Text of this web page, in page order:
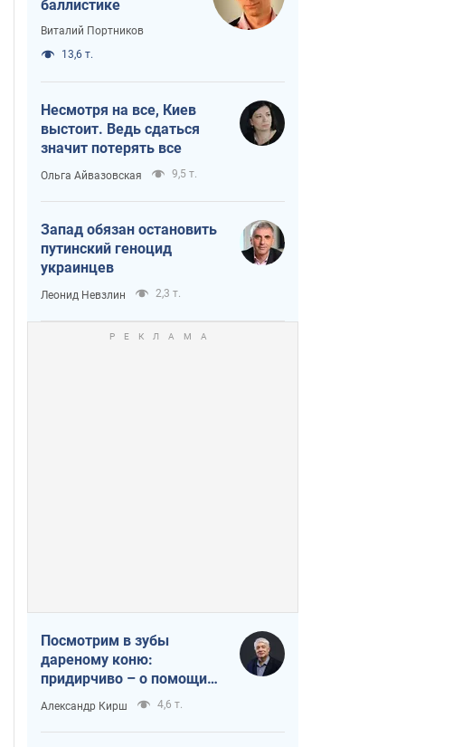
баллистике
Виталий Портников
13,6 т.
Несмотря на все, Киев
выстоит. Ведь сдаться
значит потерять все
Ольга Айвазовская 9,5 т.
Запад обязан остановить
путинский геноцид
украинцев
Леонид Невзлин 2,3 т.
Посмотрим в зубы
дареному коню:
придирчиво – о помощи
Украине
Александр Кирш 4,6 т.